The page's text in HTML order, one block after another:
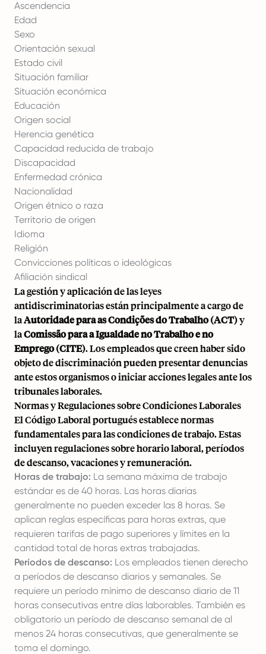
Ascendencia
Edad
Sexo
Orientación sexual
Estado civil
Situación familiar
Situación económica
Educación
Origen social
Herencia genética
Capacidad reducida de trabajo
Discapacidad
Enfermedad crónica
Nacionalidad
Origen étnico o raza
Territorio de origen
Idioma
Religión
Convicciones políticas o ideológicas
Afiliación sindical
La gestión y aplicación de las leyes
antidiscriminatorias están principalmente a cargo de
laAutoridade para as Condições do Trabalho (ACT)y
laComissão para a Igualdade no Trabalho e no
Emprego (CITE). Los empleados que creen haber sido
objeto de discriminación pueden presentar denuncias
ante estos organismos o iniciar acciones legales ante los
tribunales laborales.
Normas y Regulaciones sobre Condiciones Laborales
El Código Laboral portugués establece normas
fundamentales para las condiciones de trabajo. Estas
incluyen regulaciones sobre horario laboral, períodos
de descanso, vacaciones y remuneración.
Horas de trabajo: La semana máxima de trabajo
estándar es de 40 horas. Las horas diarias
generalmente no pueden exceder las 8 horas. Se
aplican reglas específicas para horas extras, que
requieren tarifas de pago superiores y límites en la
cantidad total de horas extras trabajadas.
Períodos de descanso: Los empleados tienen derecho
a períodos de descanso diarios y semanales. Se
requiere un período mínimo de descanso diario de 11
horas consecutivas entre días laborables. También es
obligatorio un período de descanso semanal de al
menos 24 horas consecutivas, que generalmente se
toma el domingo.